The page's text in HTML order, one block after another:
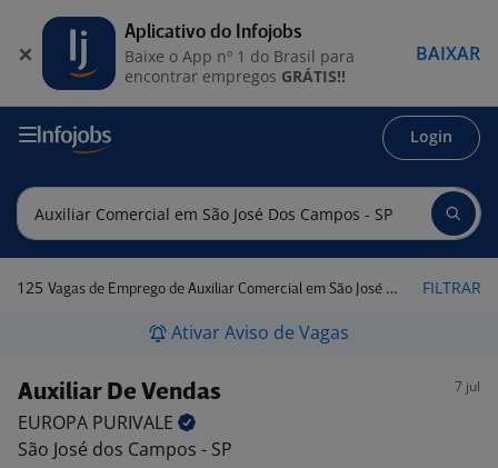
Login
125 Vagas de Emprego de Auxiliar Comercial em São José dos Campos - SP FILTRAR
Ativar Aviso de Vagas
Auxiliar De Vendas 7 jul
EUROPA PURIVALE
São José dos Campos - SP
Aplicativo do Infojobs
Baixe o App nº 1 do Brasil para
encontrar empregos GRÁTIS!!
BAIXAR